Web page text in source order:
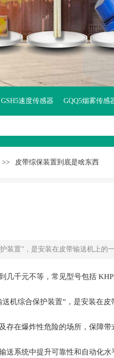
GSH5速度传感器 GQQ5烟雾传感
>> 皮带综保装置到底是啥东西
装置”，是安装在皮带输送机上
几千元不等‌，常见型号包括
机综合保护装置”，是安装在
存在爆炸性危险的场所，保障
送系统中提升可靠性和自动化水